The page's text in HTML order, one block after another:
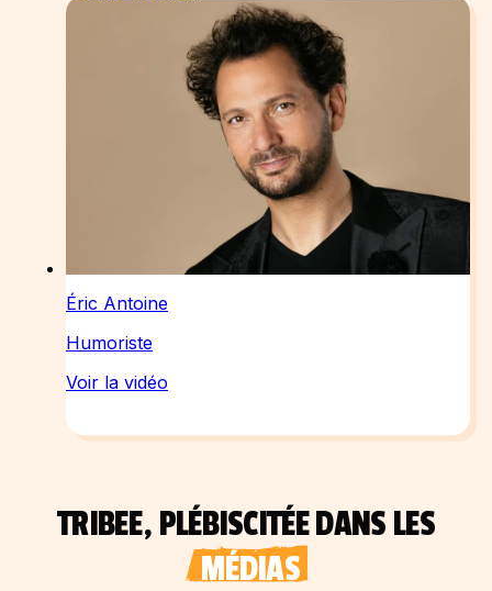
Éric Antoine
Humoriste
Voir la vidéo
TRIBEE, PLÉBISCITÉE DANS LES
MÉDIAS